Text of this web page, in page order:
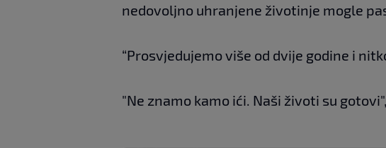
nedovoljno uhranjene životinje mogle
“Prosvjedujemo više od dvije godine i
"Ne znamo kamo ići. Naši životi su